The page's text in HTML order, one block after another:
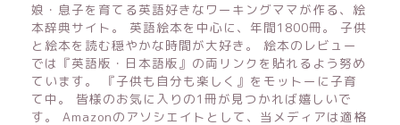
娘・息子を育てる英語好きなワーキングママが作る、絵
本辞典サイト。 英語絵本を中心に、年間1800冊。 子供
と絵本を読む穏やかな時間が大好き。 絵本のレビュー
では『英語版・日本語版』の両リンクを貼れるよう努め
ています。 『子供も自分も楽しく』をモットーに子育
て中。 皆様のお気に入りの1冊が見つかれば嬉しいで
す。 Amazonのアソシエイトとして、当メディアは適格